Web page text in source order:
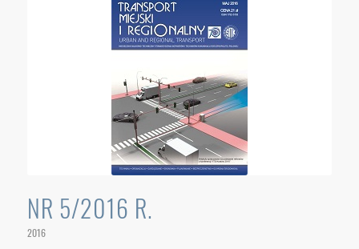
NR 5/2016 R.
2016